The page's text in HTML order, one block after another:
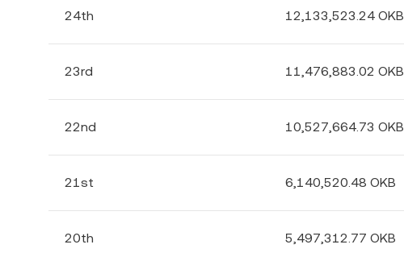
24th 12,133,523.24 OKB
23rd 11,476,883.02 OKB
22nd 10,527,664.73 OKB
21st 6,140,520.48 OKB
20th 5,497,312.77 OKB